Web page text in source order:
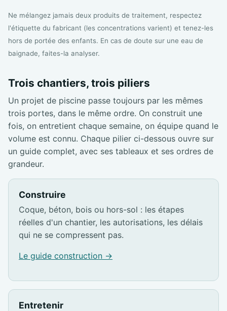
Ne mélangez jamais deux produits de traitement, respectez
l'étiquette du fabricant (les concentrations varient) et tenez-les
hors de portée des enfants. En cas de doute sur une eau de
baignade, faites-la analyser.
Trois chantiers, trois piliers
Un projet de piscine passe toujours par les mêmes
trois portes, dans le même ordre. On construit une
fois, on entretient chaque semaine, on équipe quand le
volume est connu. Chaque pilier ci-dessous ouvre sur
un guide complet, avec ses tableaux et ses ordres de
grandeur.
Construire
Coque, béton, bois ou hors-sol : les étapes
réelles d'un chantier, les autorisations, les délais
qui ne se compressent pas.
Le guide construction →
Entretenir